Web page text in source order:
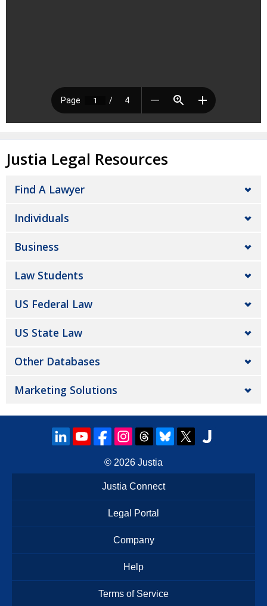
Justia Legal Resources
Find A Lawyer
Individuals
Business
Law Students
US Federal Law
US State Law
Other Databases
Marketing Solutions
© 2026 Justia
Justia Connect
Legal Portal
Company
Help
Terms of Service